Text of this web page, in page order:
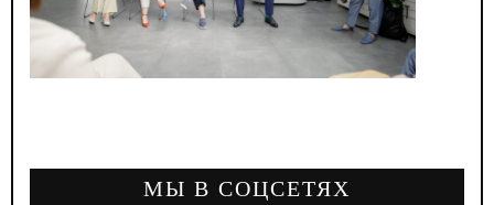
МЫ В СОЦСЕТЯХ